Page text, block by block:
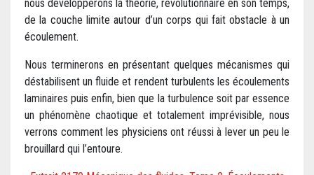
nous développerons la théorie, révolutionnaire en son temps,
de la couche limite autour d’un corps qui fait obstacle à un
écoulement.
Nous terminerons en présentant quelques mécanismes qui
déstabilisent un fluide et rendent turbulents les écoulements
laminaires puis enfin, bien que la turbulence soit par essence
un phénomène chaotique et totalement imprévisible, nous
verrons comment les physiciens ont réussi à lever un peu le
brouillard qui l’entoure.